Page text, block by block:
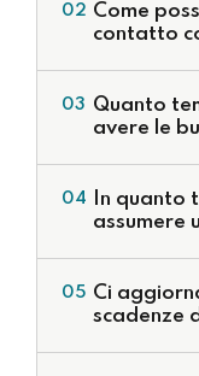
02 Come
contatto
03 Quanto
avere le
04
In quanto
assumere
05 Ci
scadenze